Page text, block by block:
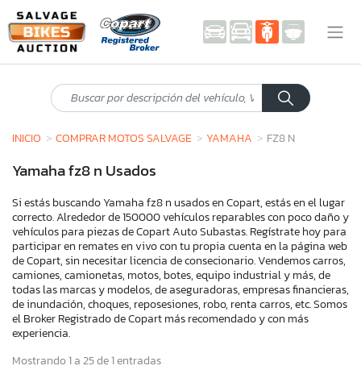
INICIO COMPRAR MOTOS SALVAGE YAMAHA FZ8 N
Yamaha fz8 n Usados
Si estás buscando Yamaha fz8 n usados en Copart, estás en el lugar
correcto. Alrededor de 150000 vehículos reparables con poco daño y
vehículos para piezas de Copart Auto Subastas. Regístrate hoy para
participar en remates en vivo con tu propia cuenta en la página web
de Copart, sin necesitar licencia de consecionario. Vendemos carros,
camiones, camionetas, motos, botes, equipo industrial y más, de
todas las marcas y modelos, de aseguradoras, empresas financieras,
de inundación, choques, reposesiones, robo, renta carros, etc. Somos
el Broker Registrado de Copart más recomendado y con más
experiencia.
Mostrando 1 a 25 de 1 entradas